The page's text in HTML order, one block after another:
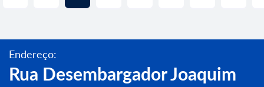
Endereço:
Rua Desembargador Joaquim